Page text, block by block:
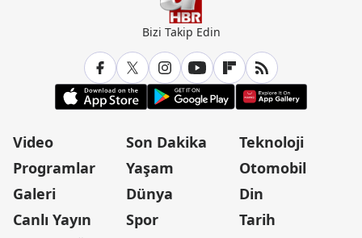
Bizi Takip Edin
Video
Programlar
Galeri
Canlı Yayın
Son Dakika
Yaşam
Dünya
Spor
Teknoloji
Otomobil
Din
Tarih